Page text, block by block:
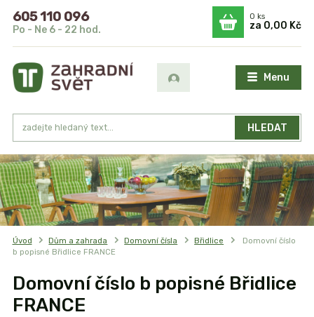
Menu
HLEDAT
605 110 096
Po - Ne 6 - 22 hod.
0ks
za 0,00 Kč
Úvod Dům a zahrada Domovní čísla Břidlice
Domovní číslo
b popisné Břidlice FRANCE
Domovní číslo b popisné Břidlice
FRANCE